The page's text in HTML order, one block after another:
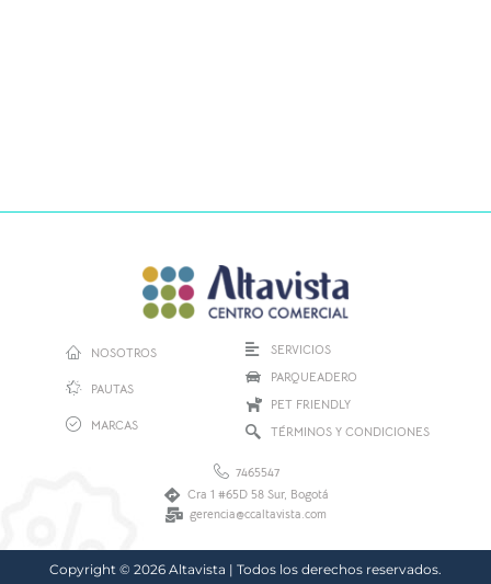
NOSOTROS
PAUTAS
MARCAS
SERVICIOS
PARQUEADERO
PET FRIENDLY
TÉRMINOS Y CONDICIONES
7465547
Cra 1 #65D 58 Sur, Bogotá
gerencia@ccaltavista.com
Copyright © 2026 Altavista | Todos los derechos reservados.